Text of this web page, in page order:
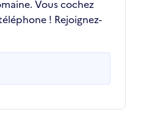
Vous cochez
! Rejoignez-